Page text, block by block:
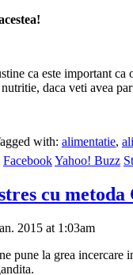
ca este important ca
daca veti avea
with: alimentatie,
FacebookYahoo! Buzz
cu
2015 at 1:03am
pune la grea incercare